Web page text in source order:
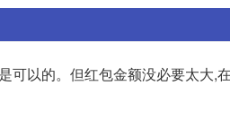
可以的。但红包金额没必要太大,